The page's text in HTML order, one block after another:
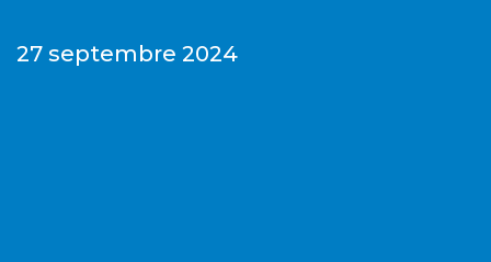
27 septembre 2024